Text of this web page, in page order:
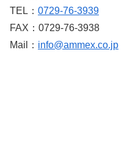
TEL： 0729-76-3939
FAX：0729-76-3938
Mail： info@ammex.co.jp